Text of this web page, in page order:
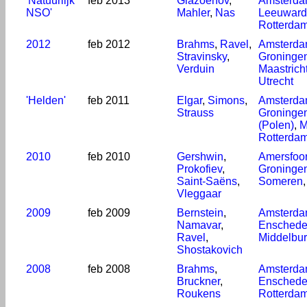
NSO'
Mahler, Nas
2012
feb 2012 Brahms, Ravel ,
Stravinsky,
Verduin
Utrecht
'Helden'
feb 2011 Elgar, Simons,
Strauss
(Polen),
2010
feb 2010 Gershwin,
Prokofiev,
Saint-Saëns,
Vleggaar
Someren
2009 feb 2009 Bernstein,
Namavar,
Ravel ,
Shostakovich
Enschede
2008 feb 2008 Brahms,
Bruckner,
Roukens
Enschede